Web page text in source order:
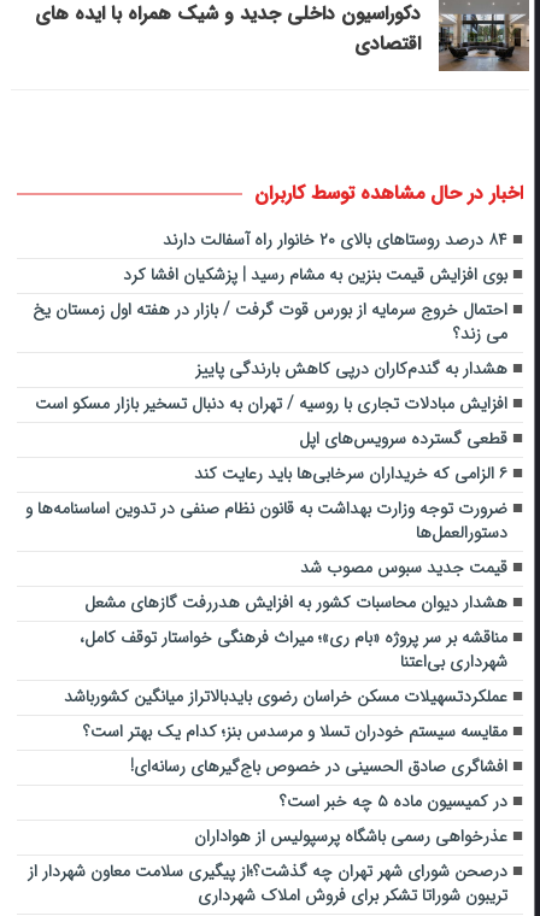
دکوراسیون داخلی جدید و شیک همراه با ایده های
اقتصادی
اخبار در حال مشاهده توسط کاربران
۸۴ درصد روستاهای بالای ۲۰ خانوار راه آسفالت دارند
بوی افزایش قیمت بنزین به مشام رسید | پزشکیان افشا کرد
احتمال خروج سرمایه از بورس قوت گرفت / بازار در هفته اول زمستان یخ
می زند؟
هشدار به گندم‌کاران درپی کاهش بارندگی‌ پاییز
افزایش مبادلات تجاری با روسیه / تهران به دنبال تسخیر بازار مسکو است
قطعی گسترده سرویس‌های اپل
۶ الزامی که خریداران سرخابی‌ها باید رعایت کند
ضرورت توجه وزارت بهداشت به قانون نظام صنفی در تدوین اساسنامه‌ها و
دستورالعمل‌ها
قیمت جدید سبوس مصوب شد
هشدار دیوان محاسبات کشور به افزایش هدررفت گازهای مشعل
مناقشه بر سر پروژه «بام ری»؛ میراث فرهنگی خواستار توقف کامل،
شهرداری بی‌اعتنا
عملکردتسهیلات مسکن خراسان رضوی بایدبالاتراز میانگین کشورباشد
مقایسه سیستم خودران تسلا و مرسدس بنز؛ کدام‌ یک بهتر است؟
افشاگری صادق الحسینی در خصوص باج‌گیر‌های رسانه‌ای!
در کمیسیون ماده ۵ چه خبر است؟
عذرخواهی رسمی باشگاه پرسپولیس از هواداران
درصحن شورای شهر تهران چه گذشت؟؛از پیگیری سلامت معاون شهردار از
تریبون شوراتا تشکر برای فروش املاک شهرداری